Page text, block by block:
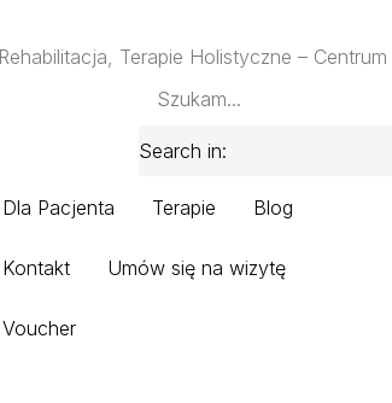
Terapie Holistyczne –
Search in:
Dla Pacjenta Terapie Blog
Kontakt Umów się na wizytę
Voucher